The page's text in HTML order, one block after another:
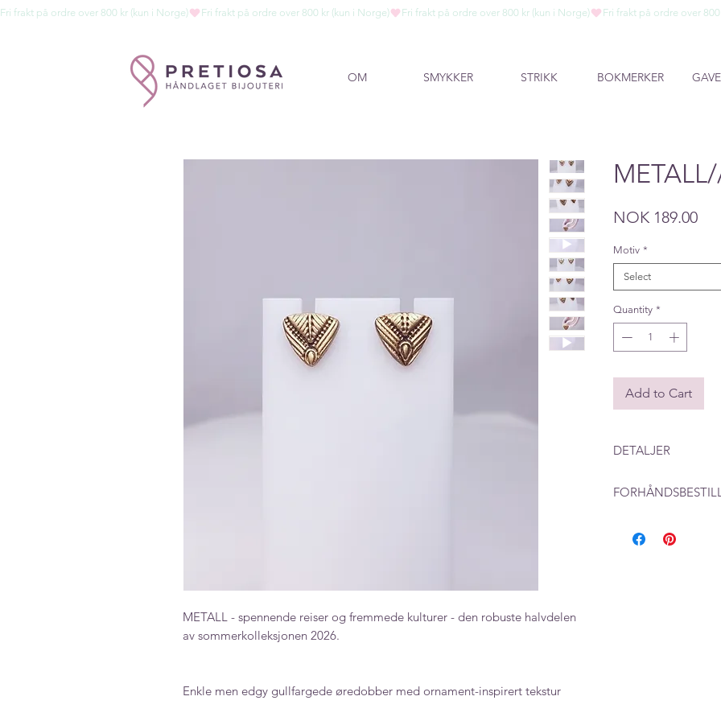
Fri frakt på ordre over 800 kr (kun i Norge)
OM SMYKKER STRIKK BOKMERKER
METALL - spennende reiser og fremmede kulturer - den robuste halvdelen
av sommerkolleksjonen 2026.
Enkle men edgy gullfargede øredobber med ornament-inspirert tekstur
NOK 189.00
Motiv *
Select
Quantity *
Add to Cart
DETALJER
Farge/motiv: Gull/
beregne en